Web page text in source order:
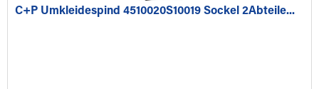
C+P Umkleidespind 4510020S10019 Sockel 2Abteile...